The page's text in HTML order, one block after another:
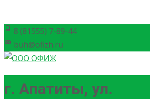
8 (81555) 7-89-44
buh@ofizh.ru
г. Апатиты, ул.